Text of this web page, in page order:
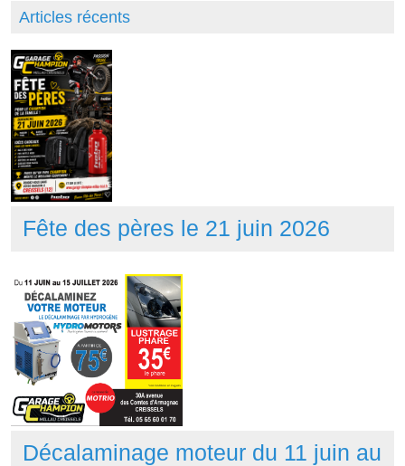
Articles récents
Fête des pères le 21 juin 2026
Décalaminage moteur du 11 juin au